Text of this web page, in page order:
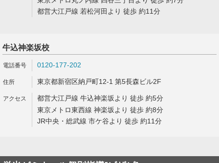
都営大江戸線 若松河田より 徒歩 約11分
牛込神楽坂校
0120-177-202
東京都新宿区納戸町12-1 第5長森ビル2F
都営大江戸線 牛込神楽坂より 徒歩 約5分
東京メトロ東西線 神楽坂より 徒歩 約8分
JR中央・総武線 市ケ谷より 徒歩 約11分